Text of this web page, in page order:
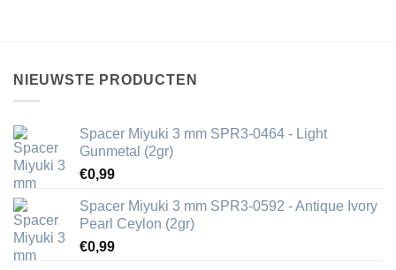
NIEUWSTE PRODUCTEN
Spacer Miyuki 3 mm SPR3-0464 - Light
Gunmetal (2gr)
€0,99
Spacer Miyuki 3 mm SPR3-0592 - Antique Ivory
Pearl Ceylon (2gr)
€0,99